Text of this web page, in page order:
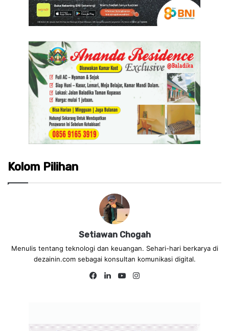
Kolom Pilihan
Setiawan Chogah
Menulis tentang teknologi dan keuangan. Sehari-hari berkarya di
dezainin.com sebagai konsultan komunikasi digital.
Fa
Lin
Yo